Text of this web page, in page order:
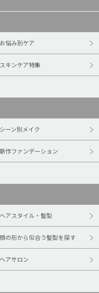
お悩み別ケア
スキンケア特集
シーン別メイク
新作ファンデーション
ヘアスタイル・髪型
顔の形から似合う髪型を探す
ヘアサロン